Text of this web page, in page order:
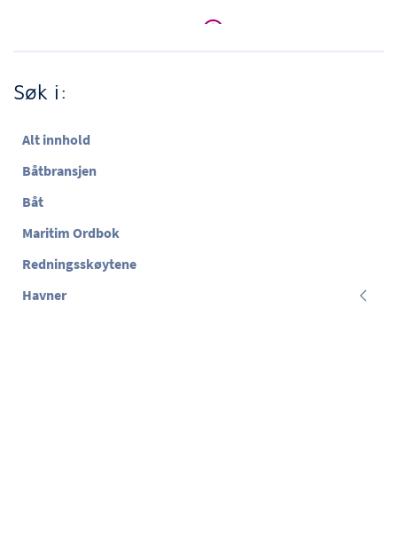
Søk i:
Alt innhold
Båtbransjen
Båt
Maritim Ordbok
Redningsskøytene
Havner